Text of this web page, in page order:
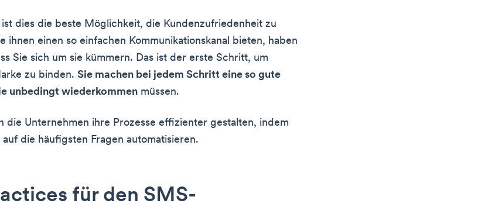
dies die beste Möglichkeit, die Kundenzufriedenheit zu
ihnen einen so einfachen Kommunikationskanal bieten, haben
Sie sich um sie kümmern. Das ist der erste Schritt, um
zu binden. Sie machen bei jedem Schritt eine so gute
unbedingt wiederkommen müssen.
die Unternehmen ihre Prozesse effizienter gestalten, indem
die häufigsten Fragen automatisieren.
für den SMS-